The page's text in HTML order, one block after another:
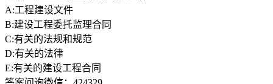
A:工程建设文件
B:建设工程委托监理合同
C:有关的法规和规范
D:有关的法律
E:有关的建设工程合同